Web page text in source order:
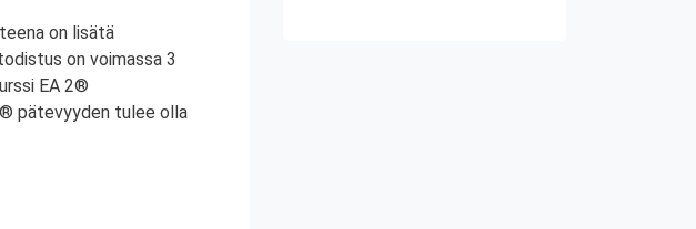
on lisätä
on voimassa 3
EA 2®
pätevyyden tulee olla